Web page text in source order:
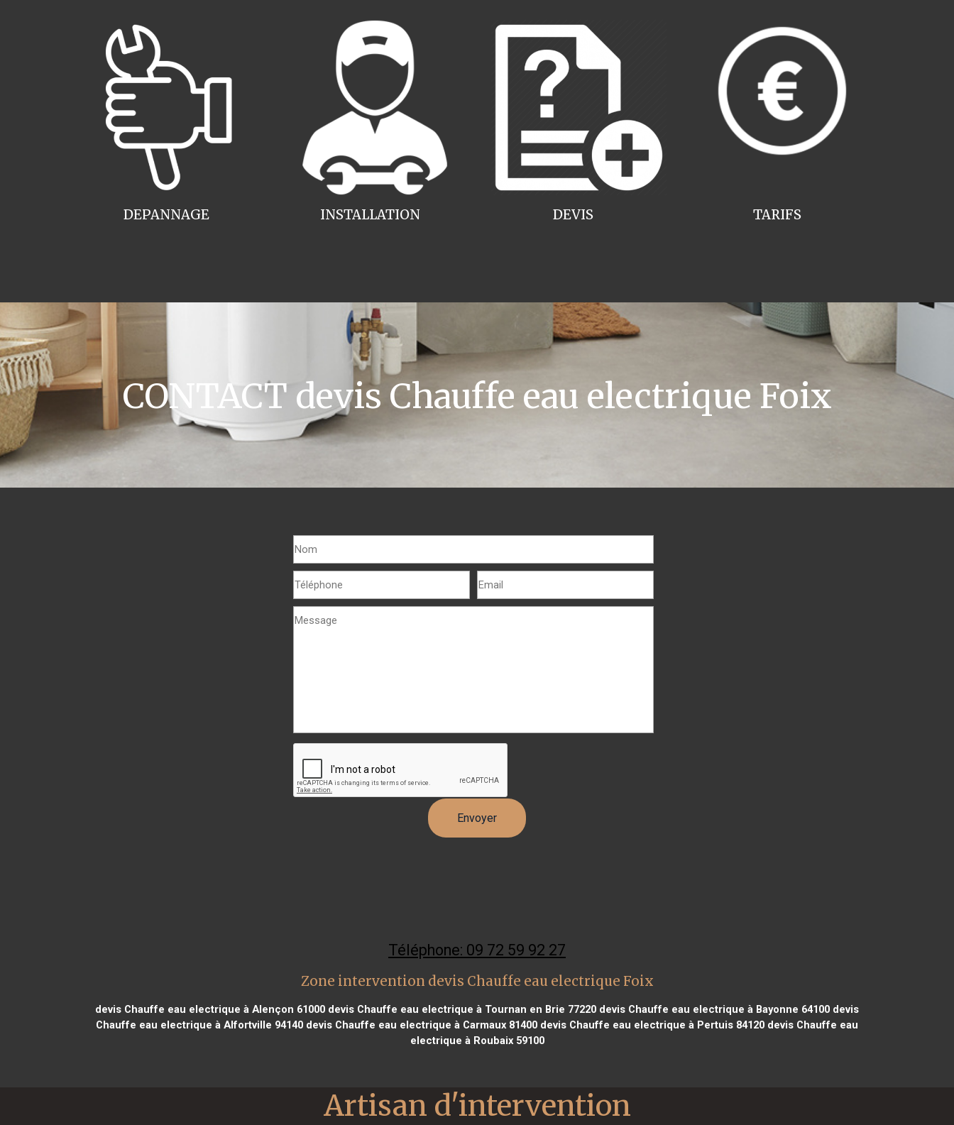
INSTALLATION
DEPANNAGE TARIFS
DEVIS
CONTACT devis Chauffe eau electrique Foix
Téléphone: 09 72 59 92 27
Zone intervention devis Chauffe eau electrique Foix
devis Chauffe eau electrique à Alençon 61000 devis Chauffe eau electrique à Tournan en Brie 77220 devis Chauffe eau electrique à Bayonne 64100 devis
Chauffe eau electrique à Alfortville 94140 devis Chauffe eau electrique à Carmaux 81400 devis Chauffe eau electrique à Pertuis 84120 devis Chauffe eau
electrique à Roubaix 59100
Artisan d'intervention